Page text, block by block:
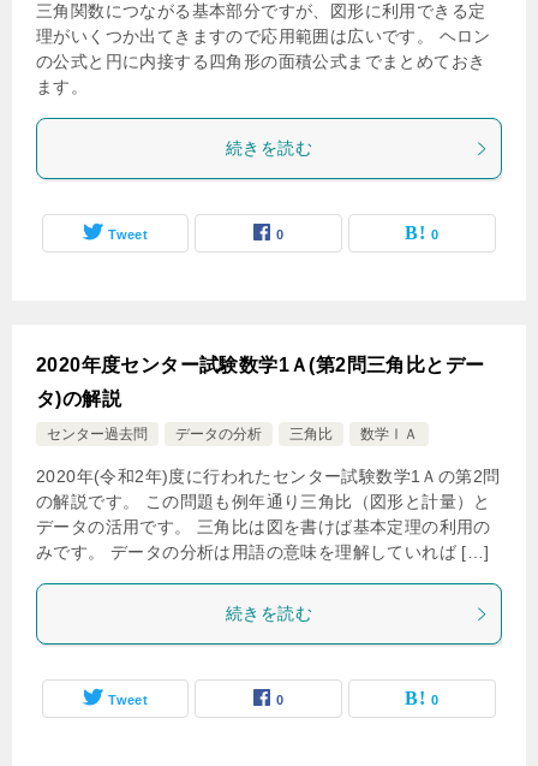
三角関数につながる基本部分ですが、図形に利用できる定
理がいくつか出てきますので応用範囲は広いです。 ヘロン
の公式と円に内接する四角形の面積公式までまとめておき
ます。
続きを読む
Tweet 0 0
2020年度センター試験数学1Ａ(第2問三角比とデー
タ)の解説
センター過去問 データの分析 三角比 数学ⅠＡ
2020年(令和2年)度に行われたセンター試験数学1Ａの第2問
の解説です。 この問題も例年通り三角比（図形と計量）と
データの活用です。 三角比は図を書けば基本定理の利用の
みです。 データの分析は用語の意味を理解していれば […]
続きを読む
Tweet 0 0